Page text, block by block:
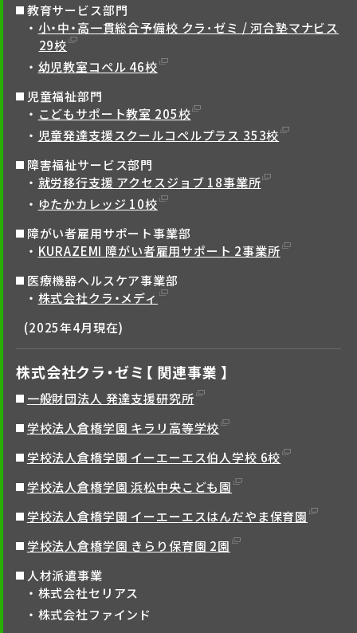
教育サービス部門
小・中・高一貫総合予備校 クラ･ゼミ / 河合塾マナビス
29校
幼児教室コペル 46校
児童福祉部門
こどもサポート教室 205校
児童発達支援スクールコペルプラス 353校
障害福祉サービス部門
就労移行支援 アクセスジョブ 18事業所
ゆたかカレッジ 10校
障がい者雇用サポート事業部
KURAZEMI 障がい者雇用サポート 2事業所
医療機器ヘルスケア事業部
株式会社クラ・メディ
(2025年4月現在)
株式会社クラ・ゼミ【 関連事業 】
一般財団法人 発達支援研究所
学校法人倉橋学園 キラリ高等学校
学校法人倉橋学園 イーエーエス伯人学校 6校
学校法人倉橋学園 浜松中央こども園
学校法人倉橋学園 イーエーエスはんだやま保育園
学校法人倉橋学園 きらり保育園 2園
人材派遣事業
株式会社セリアス
株式会社ファインド